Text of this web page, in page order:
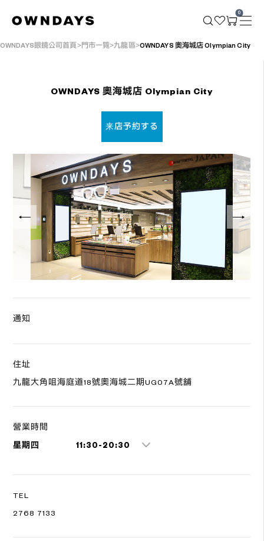
0
OWNDAYS眼鏡公司首頁 門市一覽 九龍區 OWNDAYS 奧海城店 Olympian City
OWNDAYS 奧海城店 Olympian City
来店予約する
通知
住址
九龍大角咀海庭道18號奧海城二期UG07A號舖
營業時間
星期四 11:30-20:30
TEL
2768 7133